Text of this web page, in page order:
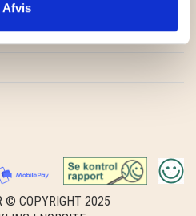
Afvis
© COPYRIGHT 2025